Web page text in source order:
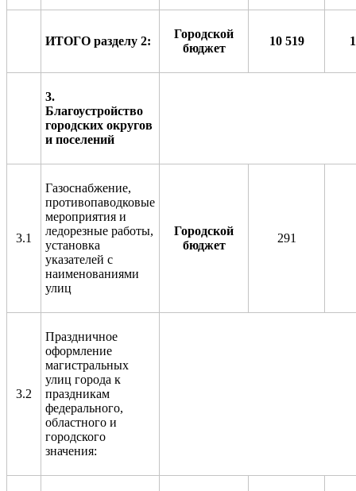
ИТОГО разделу 2:
Городской
бюджет
10 519
3.
Благоустройство
городских округов
и поселений
3.1
Газоснабжение,
противопаводковые
мероприятия и
ледорезные работы,
установка
указателей с
наименованиями
улиц
Городской
бюджет
291
3.2
Праздничное
оформление
магистральных
улиц города к
праздникам
федерального,
областного и
городского
значения: